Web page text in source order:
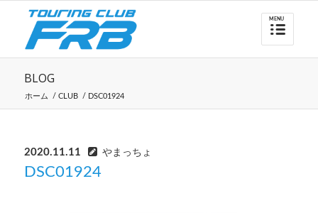
BLOG
ホーム / CLUB / DSC01924
2020.11.11 やまっちょ
DSC01924